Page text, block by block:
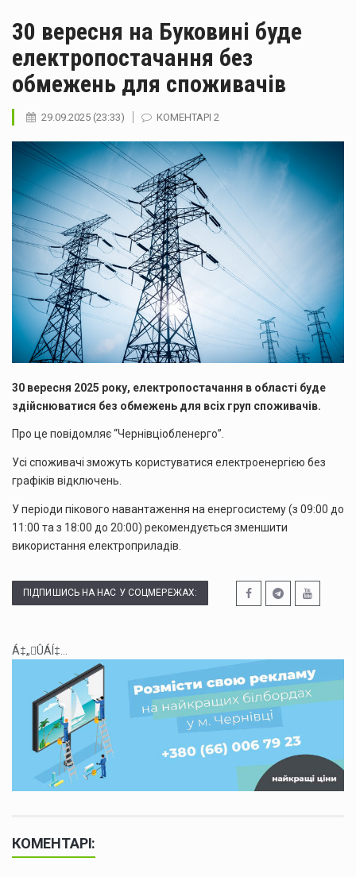
30 вересня на Буковині буде
електропостачання без
обмежень для споживачів
29.09.2025 (23:33) КОМЕНТАРІ 2
30 вересня 2025 року, електропостачання в області буде
здійснюватися без обмежень для всіх груп споживачів.
Про це повідомляє “Чернівціобленерго”.
Усі споживачі зможуть користуватися електроенергією без
графіків відключень.
У періоди пікового навантаження на енергосистему (з 09:00 до
11:00 та з 18:00 до 20:00) рекомендується зменшити
використання електроприладів.
ПІДПИШИСЬ НА НАС У СОЦМЕРЕЖАХ:
Á‡„ÛÁÍ‡...
КОМЕНТАРІ: